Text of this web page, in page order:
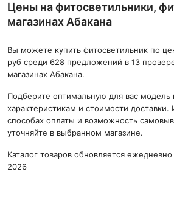
Цены на фитосветильники,
магазинах Абакана
Вы можете купить фитосветильник по
руб среди 628 предложений в 13
магазинах Абакана.
Подберите оптимальную для вас модель
характеристикам и стоимости
способах оплаты и возможность
уточняйте в выбранном магазине.
Каталог товаров обновляется ежедневно
2026